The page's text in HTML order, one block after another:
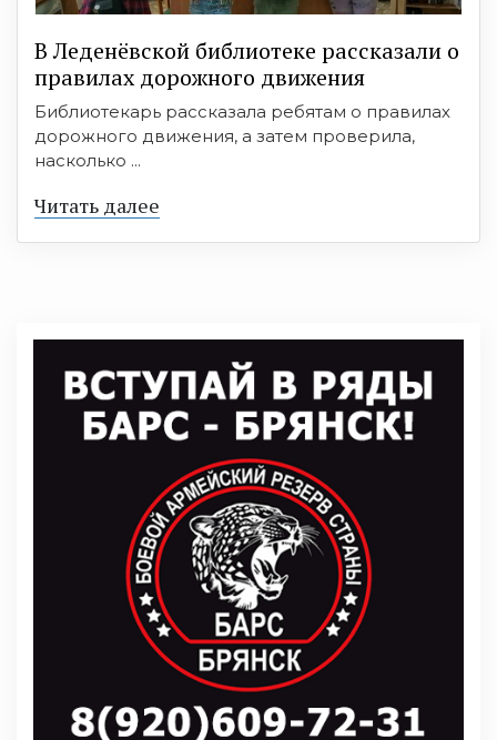
В Леденёвской библиотеке рассказали о
правилах дорожного движения
Библиотекарь рассказала ребятам о правилах
дорожного движения, а затем проверила,
насколько ...
Читать далее